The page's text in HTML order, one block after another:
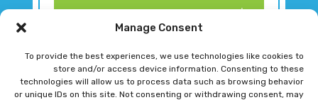
Manage Consent
To provide the best experiences, we use technologies like cookies to
store and/or access device information. Consenting to these
technologies will allow us to process data such as browsing behavior
or unique IDs on this site. Not consenting or withdrawing consent, may